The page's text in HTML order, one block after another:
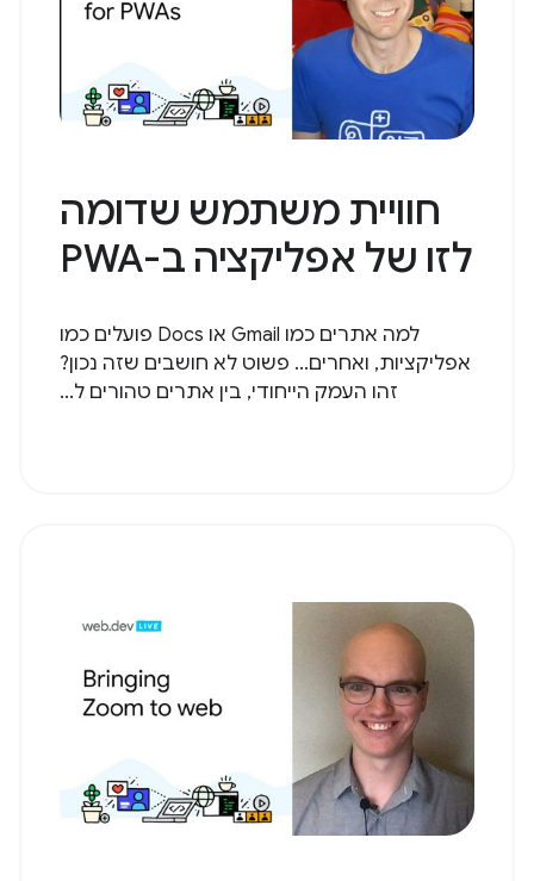
חוויית משתמש שדומה
לזו של אפליקציה ב-PWA
למה אתרים כמו Gmail או Docs פועלים כמו
אפליקציות, ואחרים... פשוט לא חושבים שזה נכון?
זהו העמק הייחודי, בין אתרים טהורים ל...